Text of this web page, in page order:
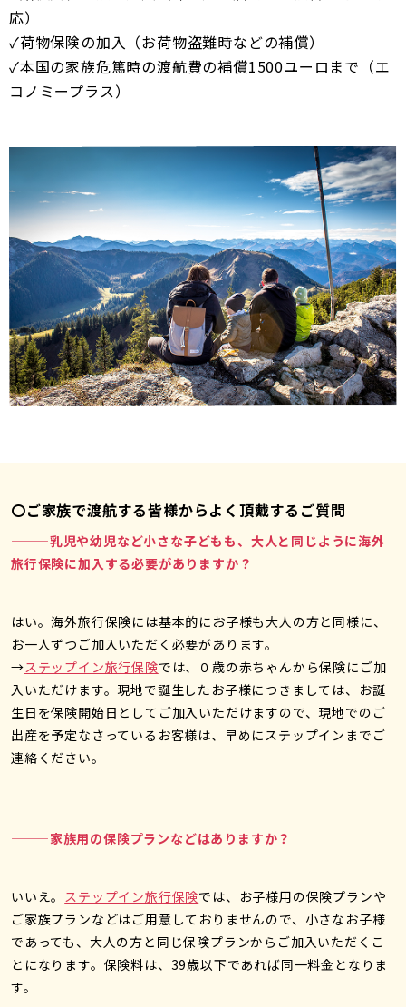
応）
✓荷物保険の加入（お荷物盗難時などの補償）
✓本国の家族危篤時の渡航費の補償1500ユーロまで（エ
コノミープラス）
〇ご家族で渡航する皆様からよく頂戴するご質問
———乳児や幼児など小さな子どもも、大人と同じように海外
旅行保険に加入する必要がありますか？
はい。海外旅行保険には基本的にお子様も大人の方と同様に、
お一人ずつご加入いただく必要があります。
→ステップイン旅行保険では、０歳の赤ちゃんから保険にご加
入いただけます。現地で誕生したお子様につきましては、お誕
生日を保険開始日としてご加入いただけますので、現地でのご
出産を予定なさっているお客様は、早めにステップインまでご
連絡ください。
———家族用の保険プランなどはありますか？
いいえ。 ステップイン旅行保険では、お子様用の保険プランや
ご家族プランなどはご用意しておりませんので、小さなお子様
であっても、大人の方と同じ保険プランからご加入いただくこ
とになります。保険料は、39歳以下であれば同一料金となりま
す。